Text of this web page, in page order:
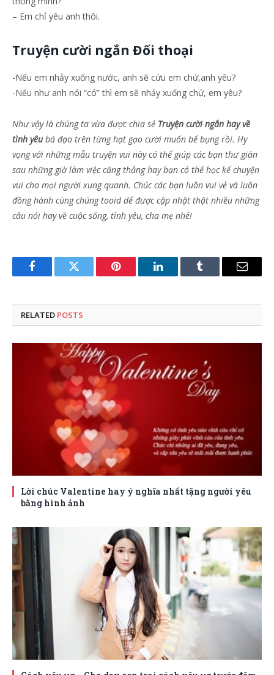
– Em chỉ yêu anh thôi.
Truyện cười ngắn Đối thoại
-Nếu em nhảy xuống nước, anh sẽ cứu em chứ,anh yêu?
-Nếu như anh nói “có” thì em sẽ nhảy xuống chứ, em yêu?
Như vậy là chúng ta vừa được chia sẻ Truyện cười ngắn hay về
tình yêu bá đạo trên từng hạt gạo cười muốn bể bụng rồi. Hy
vọng với những mẫu truyện vui này có thể giúp các bạn thư giãn
sau những giờ làm việc căng thẳng hay bạn có thể học kể chuyện
vui cho mọi người xung quanh. Chúc các bạn luôn vui vẻ và luôn
đồng hành cùng chúng tooid dể được cập nhật thật nhiều những
câu nói hay về cuộc sống, tình yêu, cha mẹ nhé!
FacebookTwitter Pinterest LinkedInTumblr Email
RELATED POSTS
Lời chúc Valentine hay ý nghĩa nhất tặng người yêu
bằng hình ảnh